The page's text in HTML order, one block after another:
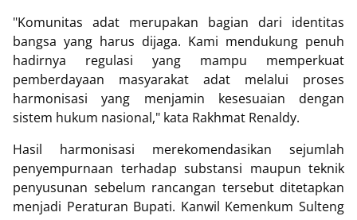
"Komunitas adat merupakan bagian dari identitas
bangsa yang harus dijaga. Kami mendukung penuh
hadirnya regulasi yang mampu memperkuat
pemberdayaan masyarakat adat melalui proses
harmonisasi yang menjamin kesesuaian dengan
sistem hukum nasional," kata Rakhmat Renaldy.
Hasil harmonisasi merekomendasikan sejumlah
penyempurnaan terhadap substansi maupun teknik
penyusunan sebelum rancangan tersebut ditetapkan
menjadi Peraturan Bupati. Kanwil Kemenkum Sulteng